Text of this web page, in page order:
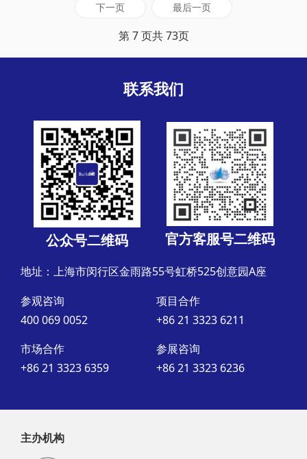
下一页 最后一页
第 7 页共 73页
联系我们
公众号二维码 官方客服号二维码
地址：上海市闵行区金雨路55号虹桥525创意园A座
参观咨询
400 069 0052
项目合作
+86 21 3323 6211
市场合作
+86 21 3323 6359
参展咨询
+86 21 3323 6236
主办机构